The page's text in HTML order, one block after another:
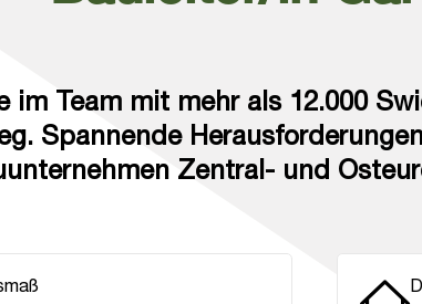
im Team mit mehr als 12.000
Spannende
Zentral- und